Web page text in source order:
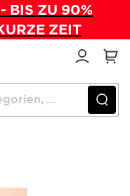
BIS ZU 90%
ZEIT
CARE Thekendisplay (leer)